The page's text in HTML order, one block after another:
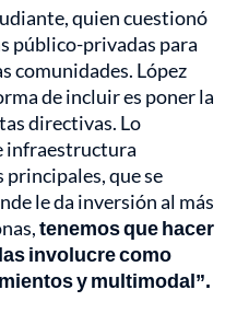
quien cuestionó
público-privadas para
comunidades. López
de incluir es poner la
directivas. Lo
infraestructura
que se
le da inversión al más
tenemos que hacer
involucre como
y multimodal”.